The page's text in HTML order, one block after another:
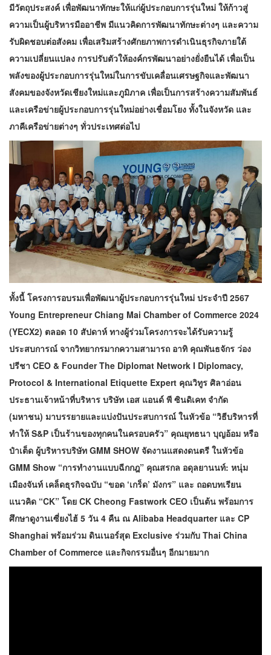
มีวัตถุประสงค์ เพื่อพัฒนาทักษะให้แก่ผู้ประกอบการรุ่นใหม่ ให้ก้าวสู่
ความเป็นผู้บริหารมืออาชีพ มีแนวคิดการพัฒนาทักษะต่างๆ และความ
รับผิดชอบต่อสังคม เพื่อเสริมสร้างศักยภาพการดำเนินธุรกิจภายใต้
ความเปลี่ยนแปลง การปรับตัวให้องค์กรพัฒนาอย่างยั่งยืนได้ เพื่อเป็น
พลังของผู้ประกอบการรุ่นใหม่ในการขับเคลื่อนเศรษฐกิจและพัฒนา
สังคมของจังหวัดเชียงใหม่และภูมิภาค เพื่อเป็นการสร้างความสัมพันธ์
และเครือข่ายผู้ประกอบการรุ่นใหม่อย่างเชื่อมโยง ทั้งในจังหวัด และ
ภาคีเครือข่ายต่างๆ ทั่วประเทศต่อไป
ทั้งนี้ โครงการอบรมเพื่อพัฒนาผู้ประกอบการรุ่นใหม่ ประจำปี 2567
Young Entrepreneur Chiang Mai Chamber of Commerce 2024
(YECX2) ตลอด 10 สัปดาห์ ทางผู้ร่วมโครงการจะได้รับความรู้
ประสบการณ์ จากวิทยากรมากความสามารถ อาทิ คุณพันธจักร ว่อง
ปรีชา CEO & Founder The Diplomat Network I Diplomacy,
Protocol & International Etiquette Expert คุณวิทูร ศิลาอ่อน
ประธานเจ้าหน้าที่บริหาร บริษัท เอส แอนด์ พี ซินดิเคท จำกัด
(มหาชน) มาบรรยายและแบ่งปันประสบการณ์ ในหัวข้อ “วิธีบริหารที่
ทำให้ S&P เป็นร้านของทุกคนในครอบครัว” คุณยุทธนา บุญอ้อม หรือ
ป๋าเต็ด ผู้บริหารบริษัท GMM SHOW จัดงานแสดงดนตรี ในหัวข้อ
GMM Show “การทำงานแบบฉีกกฎ” คุณสรกล อดุลยานนท์: หนุ่ม
เมืองจันท์ เคล็ดธุรกิจฉบับ “ขอด ‘เกร็ด’ มังกร” และ ถอดบทเรียน
แนวคิด “CK” โดย CK Cheong Fastwork CEO เป็นต้น พร้อมการ
ศึกษาดูงานเซี่ยงไฮ้ 5 วัน 4 คืน ณ Alibaba Headquarter และ CP
Shanghai พร้อมร่วม ดินเนอร์สุด Exclusive ร่วมกับ Thai China
Chamber of Commerce และกิจกรรมอื่นๆ อีกมายมาก